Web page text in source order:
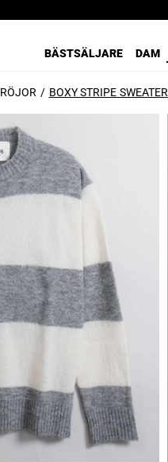
BÄSTSÄLJARE DAM
BOXY STRIPE SWEATER